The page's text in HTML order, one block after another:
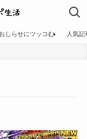
おしらせにツッコむ 人気記